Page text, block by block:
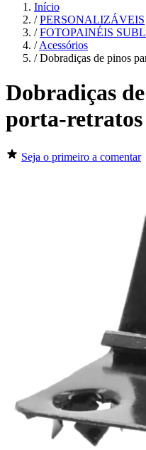
Início
/ PERSONALIZÁVEIS
/ FOTOPAINÉIS
/ Acessórios
/ Dobradiças de pinos
Dobradiças
porta-retratos
Seja o primeiro a comentar